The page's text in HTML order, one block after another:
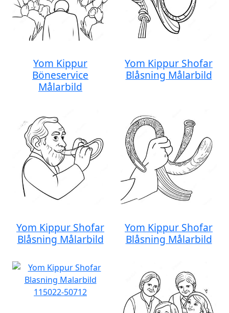
Yom Kippur
Böneservice
Målarbild
Yom Kippur Shofar
Blåsning Målarbild
Yom Kippur Shofar
Blåsning Målarbild
Yom Kippur Shofar
Blåsning Målarbild